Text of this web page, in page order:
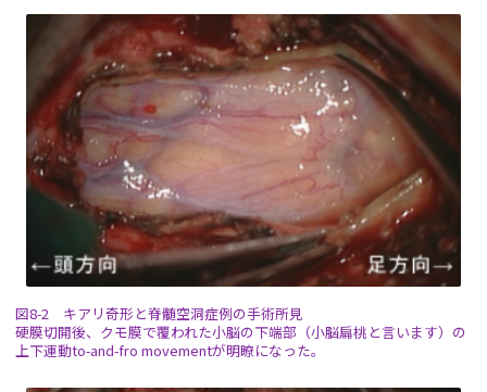
図8-2 キアリ奇形と脊髄空洞症例の手術所見
硬膜切開後、クモ膜で覆われた小脳の下端部（小脳扁桃と言います）の
上下運動to-and-fro movementが明瞭になった。